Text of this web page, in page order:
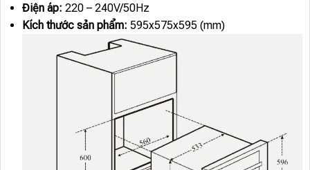
Điện áp: 220 – 240V/50Hz
Kích thước sản phẩm: 595x575x595 (mm)